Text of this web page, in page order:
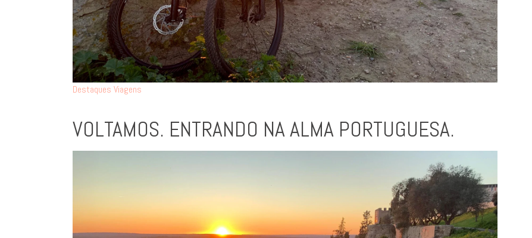
Destaques Viagens
VOLTAMOS. ENTRANDO NA ALMA PORTUGUESA.